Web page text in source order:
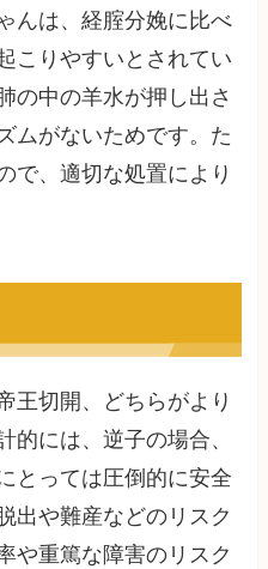
んは、経腟分娩に比べ
こりやすいとされてい
の中の羊水が押し出さ
ムがないためです。た
で、適切な処置により
王切開、どちらがより
的には、逆子の場合、
とっては圧倒的に安全
出や難産などのリスク
や重篤な障害のリスク